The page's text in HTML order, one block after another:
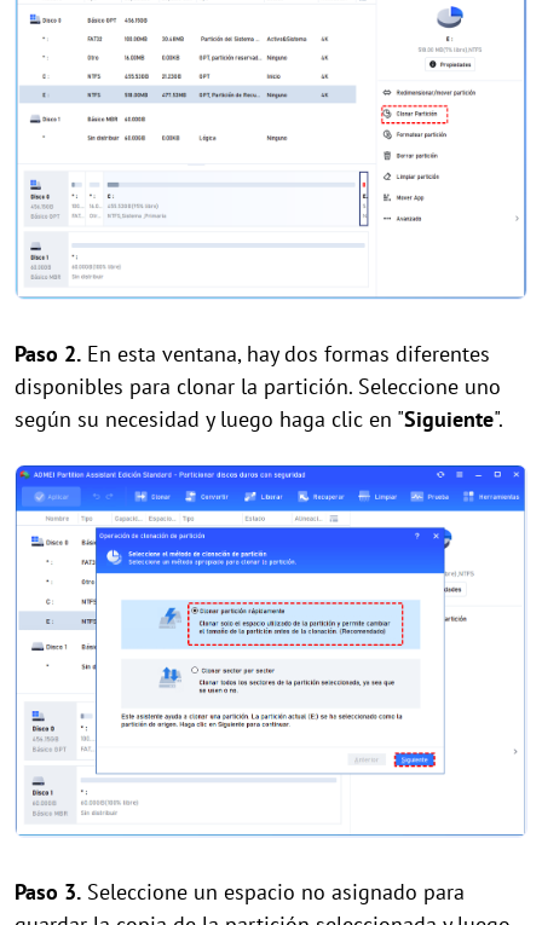
Paso 2. En esta ventana, hay dos formas diferentes
disponibles para clonar la partición. Seleccione uno
según su necesidad y luego haga clic en "Siguiente".
Paso 3. Seleccione un espacio no asignado para